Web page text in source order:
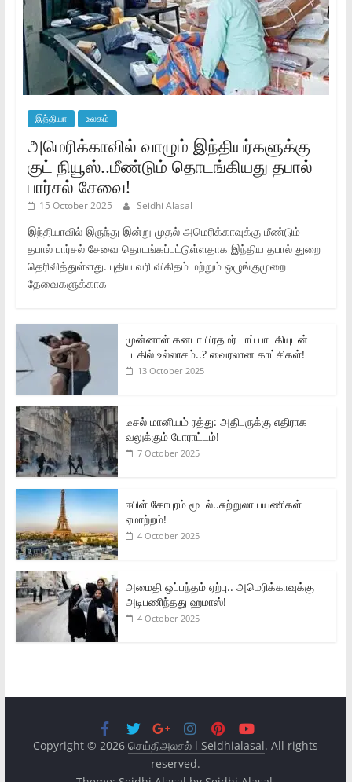
இந்தியா உலகம்
அமெரிக்காவில் வாழும் இந்தியர்களுக்கு
குட் நியூஸ்..மீண்டும் தொடங்கியது தபால்
பார்சல் சேவை!
15 October 2025 Seidhi Alasal
இந்தியாவில் இருந்து இன்று முதல் அமெரிக்காவுக்கு மீண்டும்
தபால் பார்சல் சேவை தொடங்கப்பட்டுள்ளதாக இந்திய தபால் துறை
தெரிவித்துள்ளது. புதிய வரி விகிதம் மற்றும் ஒழுங்குமுறை
தேவைகளுக்காக
முன்னாள் கனடா பிரதமர் பாப் பாடகியுடன்
படகில் உல்லாசம்..? வைரலான காட்சிகள்!
13 October 2025
டீசல் மானியம் ரத்து: அதிபருக்கு எதிராக
வலுக்கும் போராட்டம்!
7 October 2025
ஈபிள் கோபுரம் மூடல்..சுற்றுலா பயணிகள்
ஏமாற்றம்!
4 October 2025
அமைதி ஒப்பந்தம் ஏற்பு.. அமெரிக்காவுக்கு
அடிபணிந்தது ஹமாஸ்!
4 October 2025
Copyright © 2026செய்திஅலசல் l Seidhialasal. All rights
reserved.